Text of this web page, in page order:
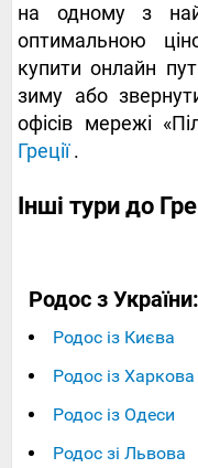
на одному з
оптимальною
купити онлайн
зиму або
офісів мережі
Греції.
Інші тури до
Родос з України:
Родос із Києва
Родос із Харкова
Родос із Одеси
Родос зі Львова